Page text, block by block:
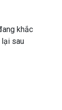
khắc
sau